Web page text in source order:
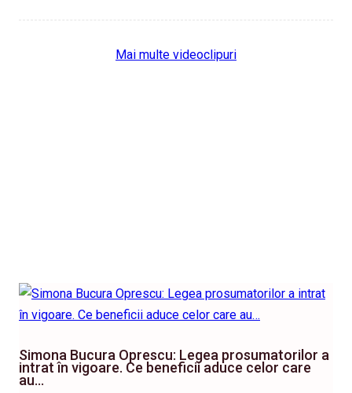
Mai multe videoclipuri
Simona Bucura Oprescu: Legea prosumatorilor a
intrat în vigoare. Ce beneficii aduce celor care
au…